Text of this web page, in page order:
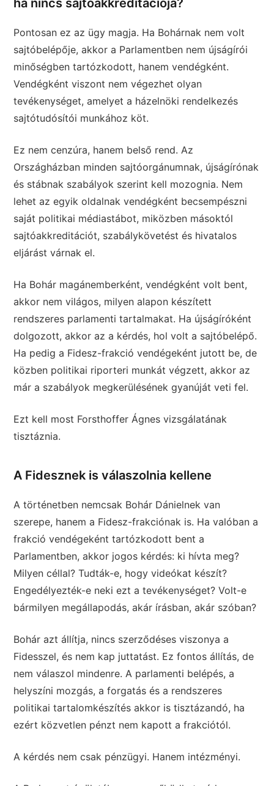
ha nincs sajtóakkreditációja?
Pontosan ez az ügy magja. Ha Bohárnak nem volt
sajtóbelépője, akkor a Parlamentben nem újságírói
minőségben tartózkodott, hanem vendégként.
Vendégként viszont nem végezhet olyan
tevékenységet, amelyet a házelnöki rendelkezés
sajtótudósítói munkához köt.
Ez nem cenzúra, hanem belső rend. Az
Országházban minden sajtóorgánumnak, újságírónak
és stábnak szabályok szerint kell mozognia. Nem
lehet az egyik oldalnak vendégként becsempészni
saját politikai médiastábot, miközben másoktól
sajtóakkreditációt, szabálykövetést és hivatalos
eljárást várnak el.
Ha Bohár magánemberként, vendégként volt bent,
akkor nem világos, milyen alapon készített
rendszeres parlamenti tartalmakat. Ha újságíróként
dolgozott, akkor az a kérdés, hol volt a sajtóbelépő.
Ha pedig a Fidesz-frakció vendégeként jutott be, de
közben politikai riporteri munkát végzett, akkor az
már a szabályok megkerülésének gyanúját veti fel.
Ezt kell most Forsthoffer Ágnes vizsgálatának
tisztáznia.
A Fidesznek is válaszolnia kellene
A történetben nemcsak Bohár Dánielnek van
szerepe, hanem a Fidesz-frakciónak is. Ha valóban a
frakció vendégeként tartózkodott bent a
Parlamentben, akkor jogos kérdés: ki hívta meg?
Milyen céllal? Tudták-e, hogy videókat készít?
Engedélyezték-e neki ezt a tevékenységet? Volt-e
bármilyen megállapodás, akár írásban, akár szóban?
Bohár azt állítja, nincs szerződéses viszonya a
Fidesszel, és nem kap juttatást. Ez fontos állítás, de
nem válaszol mindenre. A parlamenti belépés, a
helyszíni mozgás, a forgatás és a rendszeres
politikai tartalomkészítés akkor is tisztázandó, ha
ezért közvetlen pénzt nem kapott a frakciótól.
A kérdés nem csak pénzügyi. Hanem intézményi.